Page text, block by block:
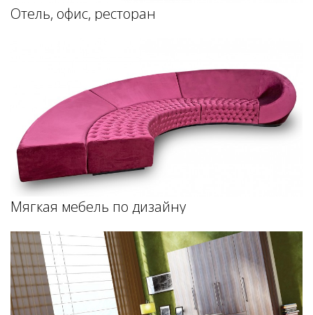
Отель, офис, ресторан
Mягкая мебель по дизайну